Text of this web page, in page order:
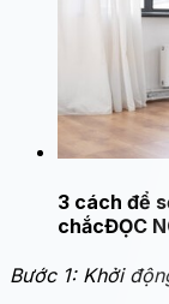
3 cách để
chắcĐỌC
Bước 1: Khởi